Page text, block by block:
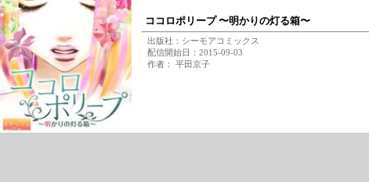
ココロポリープ 〜明かりの灯る箱〜
出版社：シーモアコミックス
配信開始日：2015-09-03
作者： 平田京子